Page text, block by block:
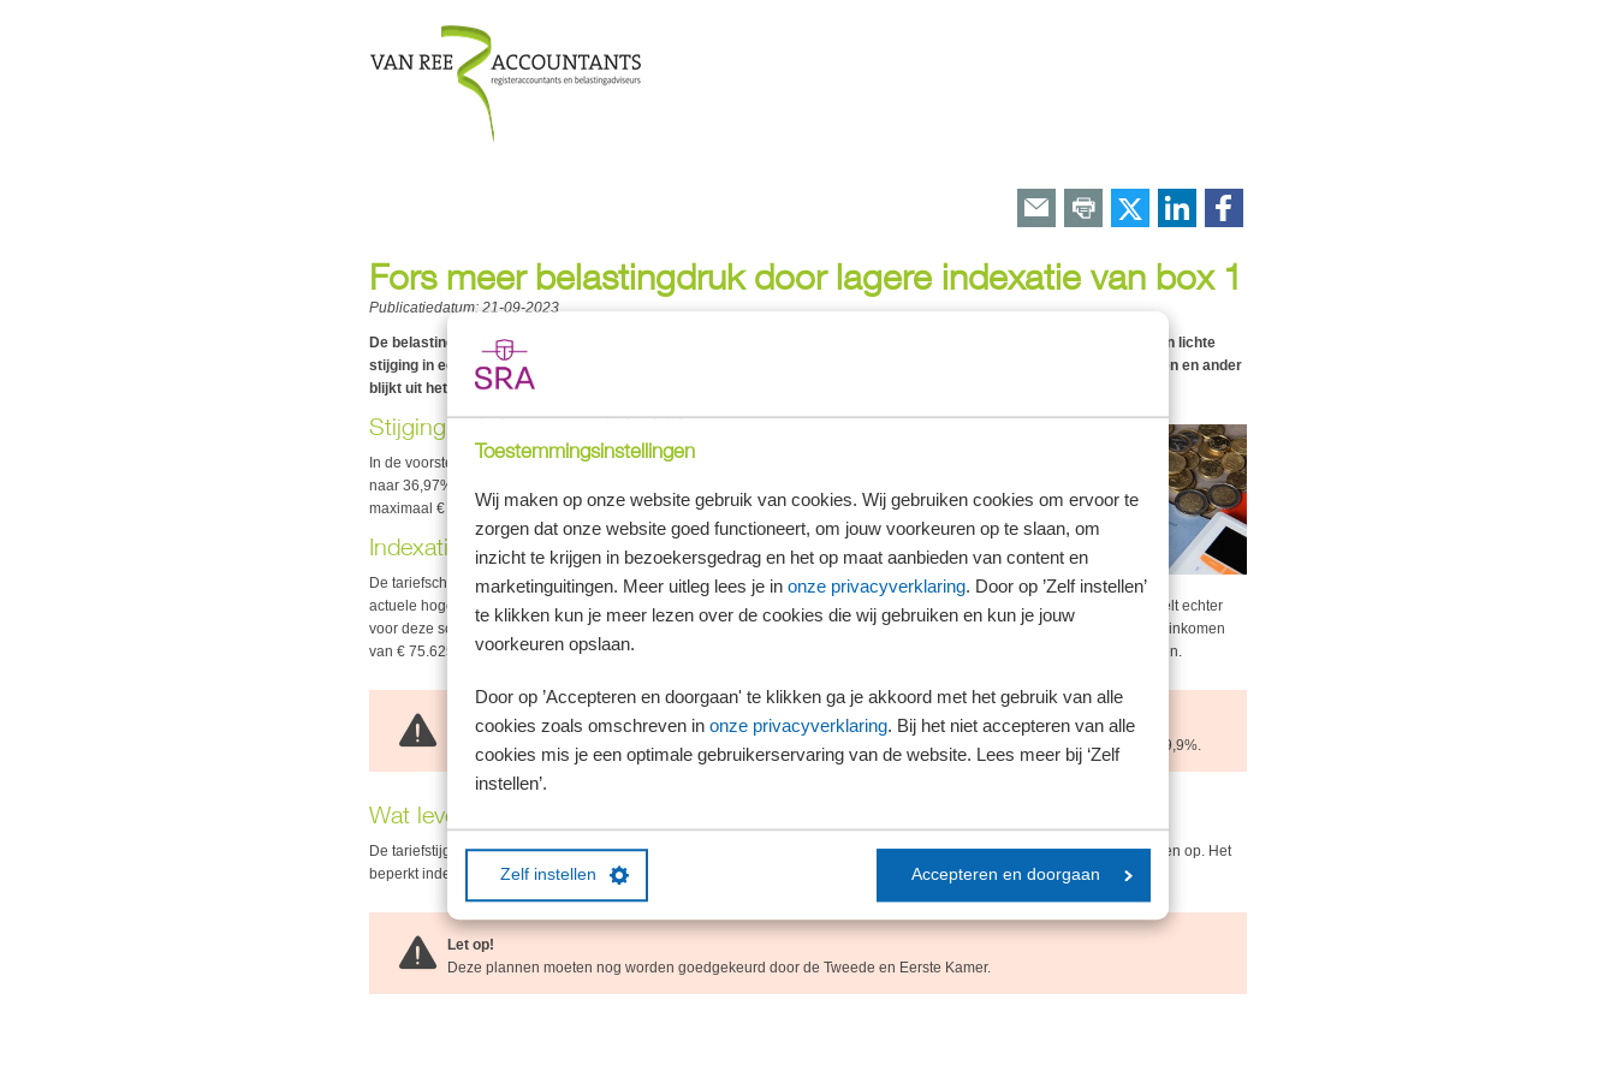
Toestemmingsinstellingen
Wij maken op onze website gebruik van cookies. Wij gebruiken cookies om ervoor te
zorgen dat onze website goed functioneert, om jouw voorkeuren op te slaan, om
inzicht te krijgen in bezoekersgedrag en het op maat aanbieden van content en
marketinguitingen. Meer uitleg lees je in onze privacyverklaring. Door op ’Zelf instellen’
te klikken kun je meer lezen over de cookies die wij gebruiken en kun je jouw
voorkeuren opslaan.
Door op ’Accepteren en doorgaan' te klikken ga je akkoord met het gebruik van alle
cookies zoals omschreven in onze privacyverklaring. Bij het niet accepteren van alle
cookies mis je een optimale gebruikerservaring van de website. Lees meer bij ‘Zelf
instellen’.
Zelf instellen Accepteren en doorgaan
Fors meer belastingdruk door lagere indexatie van box 1
Publicatiedatum:21-09-2023
De belastingdruk in box 1 van de inkomstenbelasting wordt voor 2024 flink verhoogd. Dit gebeurt onder meer door een lichte
stijging in eerste tariefschijf, maar met name door een forse beperking van de indexatie van de tweede tariefschijf. Een en ander
blijkt uit het Belastingplan 2024, dat op Prinsjesdag is gepresenteerd.
Stijging tarief eerste tariefschijf
In de voorstellen wordt het tarief van de eerste tariefschijf in box 1 iets verhoogd van 36,93%
naar 36,97%. Dit tarief geldt in 2024 tot een inkomen van € 75.624. Deze tariefsverhoging gaat
maximaal € 30 meer aan belasting kosten.
Indexatie tariefschijf fors beperkt
De tariefschijf in box 1 word jaarlijks gecorrigeerd aan de hand van de inflatie. Vanwege de
actuele hoge inflatie zou de tweede tariefschijf volgend jaar in eerste instantie met 9,9% worden aangepast. Het kabinet stelt echter
voor deze schijf slechts met 3,55% te verhogen. Dit betekent dat het toptarief van 49,5% al betaald moet worden vanaf een inkomen
van € 75.625 in plaats van € 80.262. Dit kan een belastingplichtige maximaal € 581 extra aan belasting per jaar gaan kosten.
Let op!
Ook voor AOW-gerechtigden worden de tweede en derde schijf in box 1 met 3,55% geïndexeerd in plaats van 9,9%.
Wat levert het op?
De tariefstijging in box 1 is slechts beperkt, maar geldt voor iedere belastingbetaler en brengt daarom toch nog € 272 miljoen op. Het
beperkt indexeren van de schijflengte brengt maar liefst € 1.869 miljoen op.
Let op!
Deze plannen moeten nog worden goedgekeurd door de Tweede en Eerste Kamer.